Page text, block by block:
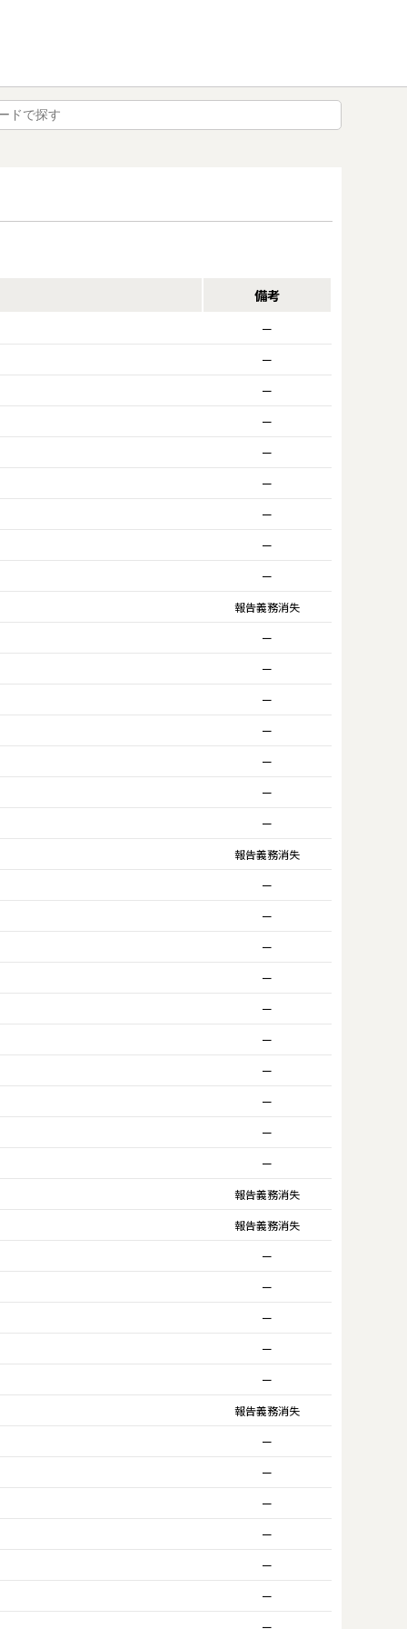
備考
ー
ー
ー
ー
ー
ー
ー
ー
ー
報告義務消失
ー
ー
ー
ー
ー
ー
ー
報告義務消失
ー
ー
ー
ー
ー
ー
ー
ー
ー
ー
報告義務消失
報告義務消失
ー
ー
ー
ー
ー
報告義務消失
ー
ー
ー
ー
ー
ー